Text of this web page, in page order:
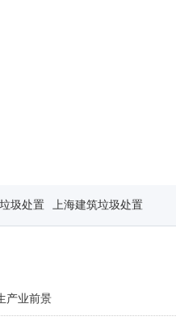
圾处置 上海建筑垃圾处置
产业前景